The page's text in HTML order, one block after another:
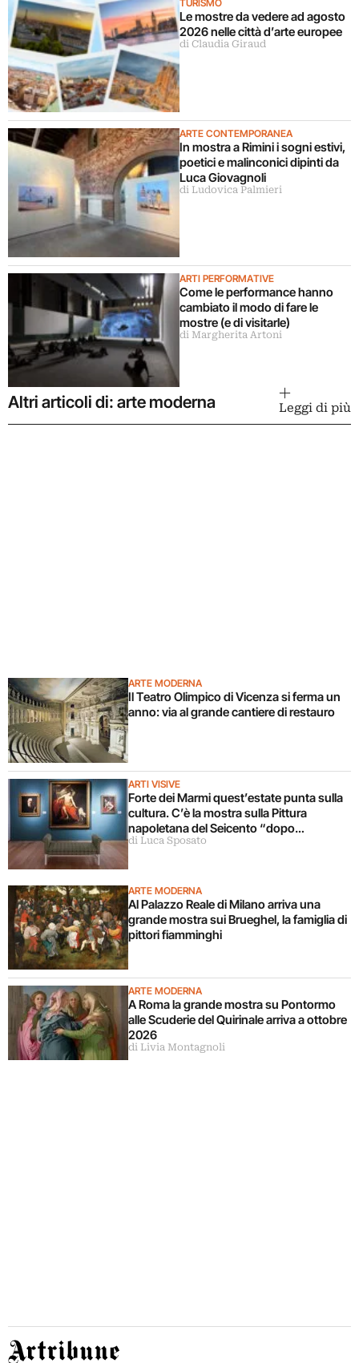
TURISMO
Le mostre da vedere ad agosto
2026 nelle città d’arte europee
di Claudia Giraud
ARTE CONTEMPORANEA
In mostra a Rimini i sogni estivi,
poetici e malinconici dipinti da
Luca Giovagnoli
di Ludovica Palmieri
ARTI PERFORMATIVE
Come le performance hanno
cambiato il modo di fare le
mostre (e di visitarle)
di Margherita Artoni
Altri articoli di: arte moderna Leggi di più
ARTE MODERNA
Il Teatro Olimpico di Vicenza si ferma un
anno: via al grande cantiere di restauro
ARTI VISIVE
Forte dei Marmi quest’estate punta sulla
cultura. C’è la mostra sulla Pittura
napoletana del Seicento “dopo
Caravaggio”
di Luca Sposato
ARTE MODERNA
Al Palazzo Reale di Milano arriva una
grande mostra sui Brueghel, la famiglia di
pittori fiamminghi
ARTE MODERNA
A Roma la grande mostra su Pontormo
alle Scuderie del Quirinale arriva a ottobre
2026
di Livia Montagnoli
Artribune